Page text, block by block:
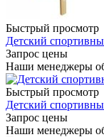
Быстрый просмотр
Детский
Запрос цены
Наши менеджеры
Быстрый просмотр
Детский
Запрос цены
Наши менеджеры